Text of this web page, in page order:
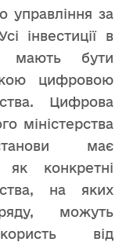
управління за
інвестиції в
мають бути
цифровою
Цифрова
міністерства
має
конкретні
на яких
можуть
від